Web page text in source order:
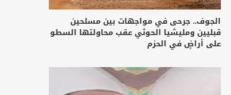
الجوف.. جرحى في مواجهات بين مسلحين
قبليين ومليشيا الحوثي عقب محاولتها السطو
على أراضٍ في الحزم